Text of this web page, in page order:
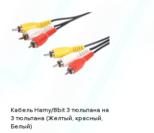
Кабель Hamy/8bit 3 тюльпана на
3 тюльпана (Желтый, красный,
Белый)